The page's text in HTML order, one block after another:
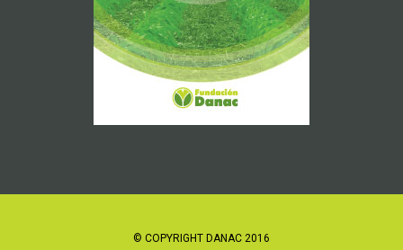
© COPYRIGHT DANAC 2016